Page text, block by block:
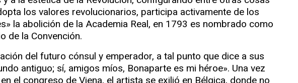
los valores revolucionarios, participa activamente de los
la abolición de la Academia Real, en 1793 es nombrado como
de la Convención.
del futuro cónsul y emperador, a tal punto que dice a sus
antiguo; sí, amigos míos, Bonaparte es mi héroe». Una vez
el congreso de Viena, el artista se exilió en Bélgica, donde no